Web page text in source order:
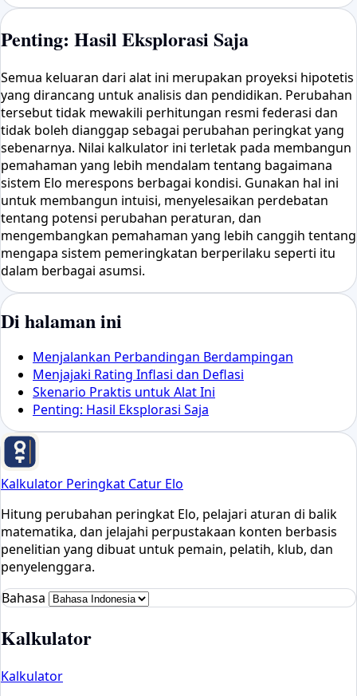
Penting: Hasil Eksplorasi Saja
Semua keluaran dari alat ini merupakan proyeksi hipotetis
yang dirancang untuk analisis dan pendidikan. Perubahan
tersebut tidak mewakili perhitungan resmi federasi dan
tidak boleh dianggap sebagai perubahan peringkat yang
sebenarnya. Nilai kalkulator ini terletak pada membangun
pemahaman yang lebih mendalam tentang bagaimana
sistem Elo merespons berbagai kondisi. Gunakan hal ini
untuk membangun intuisi, menyelesaikan perdebatan
tentang potensi perubahan peraturan, dan
mengembangkan pemahaman yang lebih canggih tentang
mengapa sistem pemeringkatan berperilaku seperti itu
dalam berbagai asumsi.
Di halaman ini
Menjalankan Perbandingan Berdampingan
Menjajaki Rating Inflasi dan Deflasi
Skenario Praktis untuk Alat Ini
Penting: Hasil Eksplorasi Saja
Kalkulator Peringkat Catur Elo
Hitung perubahan peringkat Elo, pelajari aturan di balik
matematika, dan jelajahi perpustakaan konten berbasis
penelitian yang dibuat untuk pemain, pelatih, klub, dan
penyelenggara.
Bahasa
Kalkulator
Kalkulator